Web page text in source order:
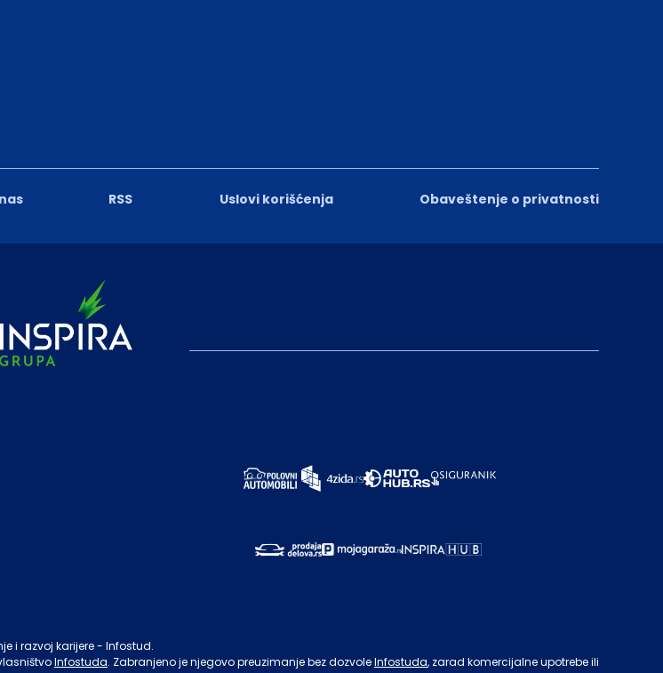
RSS Uslovi korišćenja Obaveštenje o privatnosti
i razvoj karijere - Infostud.
Infostuda. Zabranjeno je njegovo preuzimanje bez dozvoleInfostuda, zarad komercijalne upotrebe ili